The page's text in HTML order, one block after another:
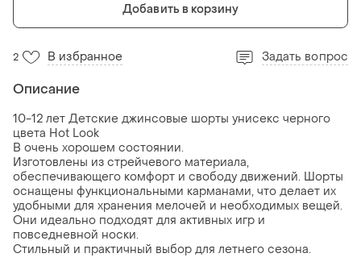
Добавить в корзину
2 В избранное Задать вопрос
Описание
10-12 лет Детские джинсовые шорты унисекс черного
цвета Hot Look
В очень хорошем состоянии.
Изготовлены из стрейчевого материала,
обеспечивающего комфорт и свободу движений. Шорты
оснащены функциональными карманами, что делает их
удобными для хранения мелочей и необходимых вещей.
Они идеально подходят для активных игр и
повседневной носки.
Стильный и практичный выбор для летнего сезона.